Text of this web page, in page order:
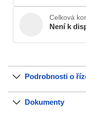
Celková
Není k
Podrobnosti o
Dokumenty